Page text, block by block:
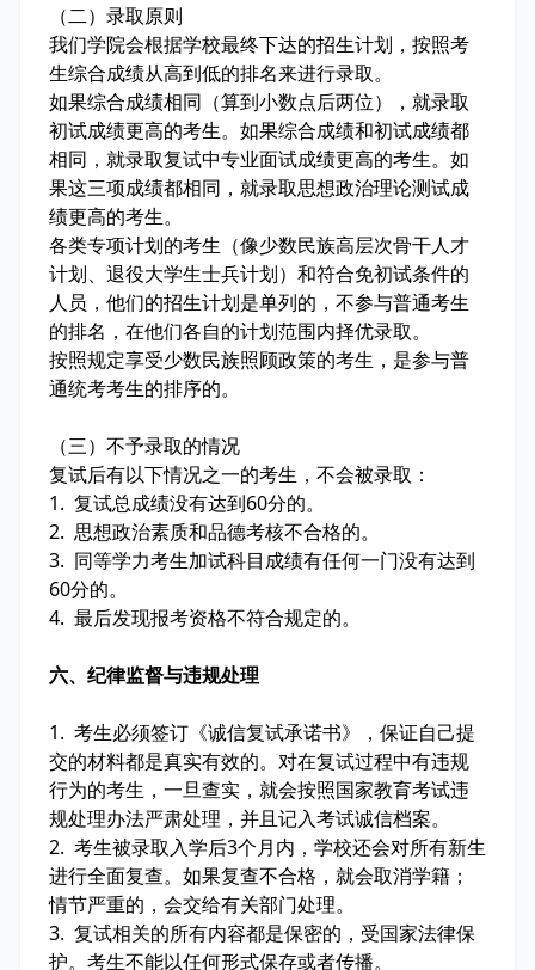
（二）录取原则
我们学院会根据学校最终下达的招生计划，按照考
生综合成绩从高到低的排名来进行录取。
如果综合成绩相同（算到小数点后两位），就录取
初试成绩更高的考生。如果综合成绩和初试成绩都
相同，就录取复试中专业面试成绩更高的考生。如
果这三项成绩都相同，就录取思想政治理论测试成
绩更高的考生。
各类专项计划的考生（像少数民族高层次骨干人才
计划、退役大学生士兵计划）和符合免初试条件的
人员，他们的招生计划是单列的，不参与普通考生
的排名，在他们各自的计划范围内择优录取。
按照规定享受少数民族照顾政策的考生，是参与普
通统考考生的排序的。
（三）不予录取的情况
复试后有以下情况之一的考生，不会被录取：
1. 复试总成绩没有达到60分的。
2. 思想政治素质和品德考核不合格的。
3. 同等学力考生加试科目成绩有任何一门没有达到
60分的。
4. 最后发现报考资格不符合规定的。
六、纪律监督与违规处理
1. 考生必须签订《诚信复试承诺书》，保证自己提
交的材料都是真实有效的。对在复试过程中有违规
行为的考生，一旦查实，就会按照国家教育考试违
规处理办法严肃处理，并且记入考试诚信档案。
2. 考生被录取入学后3个月内，学校还会对所有新生
进行全面复查。如果复查不合格，就会取消学籍；
情节严重的，会交给有关部门处理。
3. 复试相关的所有内容都是保密的，受国家法律保
护。考生不能以任何形式保存或者传播。